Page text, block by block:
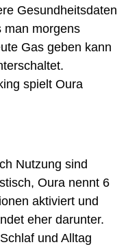
Gesundheitsdaten
man morgens
Gas geben kann
spielt Oura
Nutzung sind
Oura nennt 6
aktiviert und
eher darunter.
und Alltag